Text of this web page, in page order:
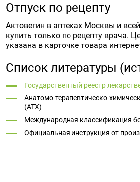
Отпуск по рецепту
Актовегин в аптеках Москвы и
купить только по рецепту врача.
указана в карточке товара
Список литературы
Государственный реестр
Анатомо-терапевтическо-
(ATX)
Международная классификация
Официальная инструкция от